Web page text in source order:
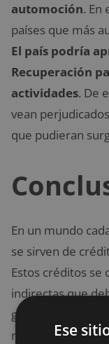
automoción. En
países que más
El país podría
Recuperación
actividades. De
vean
que pudieran
En un mundo
se sirven de
Estos créditos se
indirectas que
garantizar aún
manos de unos
Ese